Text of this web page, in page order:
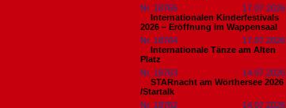
Nr. 18765
17.07.2026
Internationalen Kinderfestivals
2026 – Eröffnung im Wappensaal
Nr. 18764
17.07.2026
Internationale Tänze am Alten
Platz
Nr. 18763
14.07.2026
STARnacht am Wörthersee 2026
/Startalk
Nr. 18762
14.07.2026